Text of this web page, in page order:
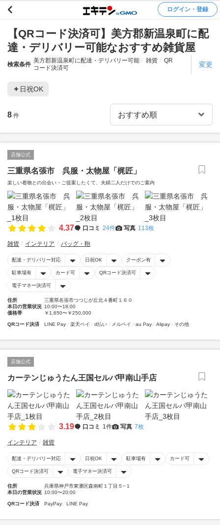
ログイン・登録
【QRコード決済可】美方郡新温泉町に配
達・デリバリー可能なおすすめ雑貨屋
検索条件
美方郡新温泉町に配達・デリバリー可能 雑貨
QR
コード決済可
変更
日祝OK
8 件
店舗公式
三重県名張市 呉服・太物屋「梶匠」
楽しい着物との出会い・ご提案したくて、夫婦二人だけでのご案内
4.37 口コミ 24件 写真 113枚
雑貨 インテリア バッグ・鞄
配達・デリバリー対応 日祝OK クーポン有
駐車場有 カード可 QRコード決済可
電子マネー決済可
住所
三重県名張市つつじが丘北４番町１６０
本日の営業状況 10:00〜18:00
価格帯
￥1,650〜￥250,000
QRコード決済 LINE Pay 楽天ペイ d払い メルペイ au Pay Alipay その他
店舗公式
カーテンじゅうたん王国セルバ甲南山手店
3.19 口コミ 1件 写真 7枚
インテリア 雑貨
配達・デリバリー対応 日祝OK 駐車場有 カード可
QRコード決済可 電子マネー決済可
住所
兵庫県神戸市東灘区森南町１丁目５−１
本日の営業状況 10:00〜20:00
QRコード決済 PayPay LINE Pay